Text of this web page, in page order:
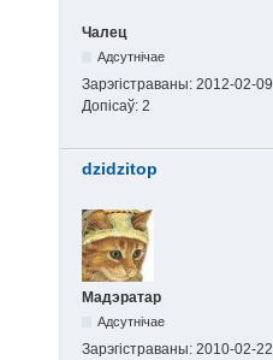
Чалец
Адсутнічае
Зарэгістраваны: 2012-02-09
Допісаў: 2
dzidzitop
Мадэратар
Адсутнічае
Зарэгістраваны: 2010-02-22